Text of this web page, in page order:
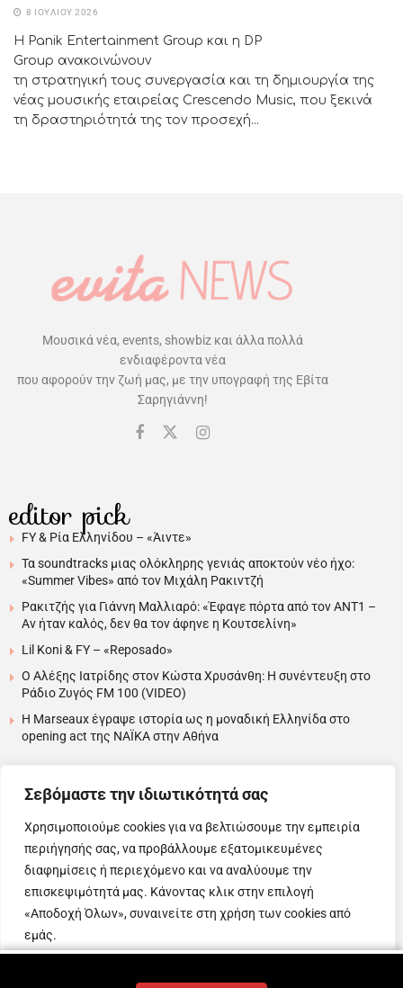
Σεβόμαστε την ιδιωτικότητά σας
Χρησιμοποιούμε cookies για να βελτιώσουμε την εμπειρία
περιήγησής σας, να προβάλλουμε εξατομικευμένες
διαφημίσεις ή περιεχόμενο και να αναλύουμε την
επισκεψιμότητά μας. Κάνοντας κλικ στην επιλογή
«Αποδοχή Όλων», συναινείτε στη χρήση των cookies από
εμάς.
Απόρριψη όλων
8 ΙΟΥΛΊΟΥ 2026
Η Panik Entertainment Group και η DP
Group ανακοινώνουν
τη στρατηγική τους συνεργασία και τη δημιουργία της
νέας μουσικής εταιρείας Crescendo Music, που ξεκινά
τη δραστηριότητά της τον προσεχή...
Μουσικά νέα, events, showbiz και άλλα πολλά
ενδιαφέροντα νέα
που αφορούν την ζωή μας, με την υπογραφή της Εβίτα
Σαρηγιάννη!
editor pick
FY & Ρία Ελληνίδου – «Άιντε»
Τα soundtracks μιας ολόκληρης γενιάς αποκτούν νέο ήχο:
«Summer Vibes» από τον Μιχάλη Ρακιντζή
Ρακιτζής για Γιάννη Μαλλιαρό: «Έφαγε πόρτα από τον ΑΝΤ1 –
Αν ήταν καλός, δεν θα τον άφηνε η Κουτσελίνη»
Lil Koni & FY – «Reposado»
Ο Αλέξης Ιατρίδης στον Κώστα Χρυσάνθη: Η συνέντευξη στο
Ράδιο Ζυγός FM 100 (VIDEO)
H Marseaux έγραψε ιστορία ως η μοναδική Ελληνίδα στο
opening act της NAÏKA στην Αθήνα
….
Copyright © 2025 Evita News. All Rights Reserved.
Όροι Χρήσης|Πολιτική Απορρήτου |Πολιτική Cookies